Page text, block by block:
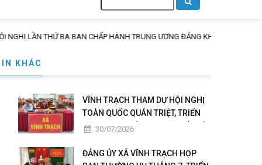
kiếm
BA BAN CHẤP HÀNH TRUNG ƯƠNG ĐẢNG KHÓA XIV
KHÁC
VĨNH TRẠCH THAM DỰ HỘI NGHỊ
TOÀN QUỐC QUÁN TRIỆT, TRIỂN
KHAI THỰC HIỆN NGHỊ QUYẾT HỘI
HÀNH TRUNG ƯƠNG ĐẢNG KHÓA
30/07/2026
ĐẢNG ỦY XÃ VĨNH TRẠCH HỌP